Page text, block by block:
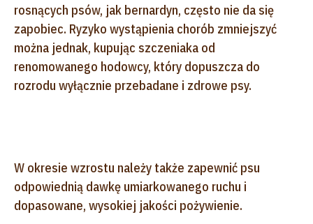
rosnących psów, jak bernardyn, często nie da się
zapobiec. Ryzyko wystąpienia chorób zmniejszyć
można jednak, kupując szczeniaka od
renomowanego hodowcy, który dopuszcza do
rozrodu wyłącznie przebadane i zdrowe psy.
W okresie wzrostu należy także zapewnić psu
odpowiednią dawkę umiarkowanego ruchu i
dopasowane, wysokiej jakości pożywienie.